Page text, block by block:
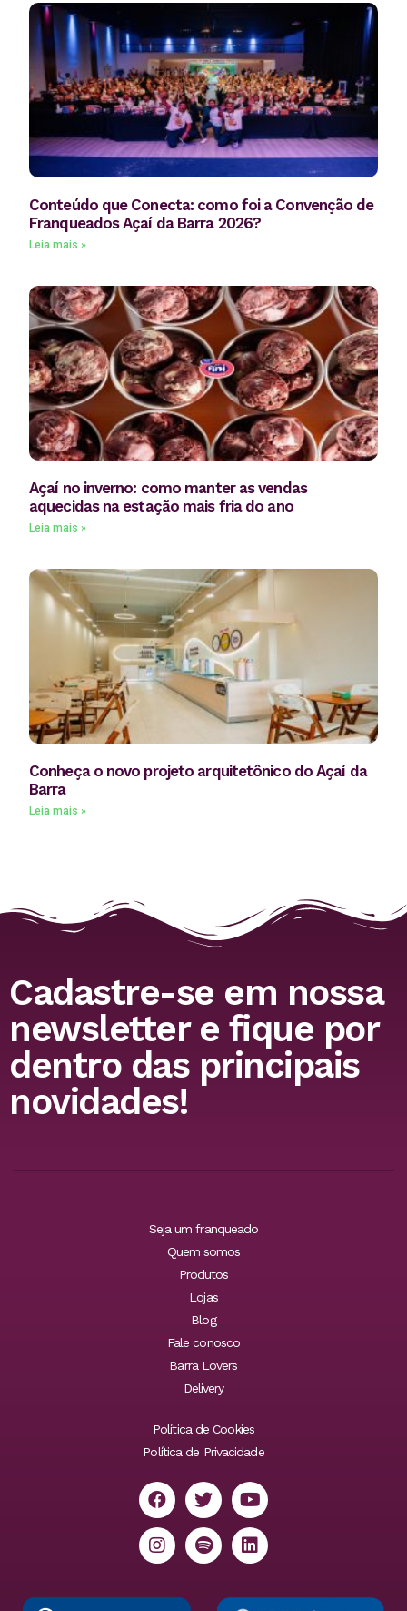
Conteúdo que Conecta: como foi a Convenção de
Franqueados Açaí da Barra 2026?
Leia mais »
Açaí no inverno: como manter as vendas
aquecidas na estação mais fria do ano
Leia mais »
Conheça o novo projeto arquitetônico do Açaí da
Barra
Leia mais »
Cadastre-se em nossa
newsletter e fique por
dentro das principais
novidades!
Seja um franqueado
Quem somos
Produtos
Lojas
Blog
Fale conosco
Barra Lovers
Delivery
Política de Cookies
Política de Privacidade